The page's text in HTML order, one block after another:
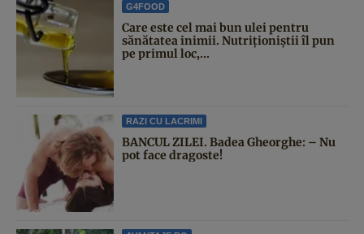
G4FOOD
Care este cel mai bun ulei pentru
sănătatea inimii. Nutriționiștii îl pun
pe primul loc,...
RAZI CU LACRIMI
BANCUL ZILEI. Badea Gheorghe: – Nu
pot face dragoste!